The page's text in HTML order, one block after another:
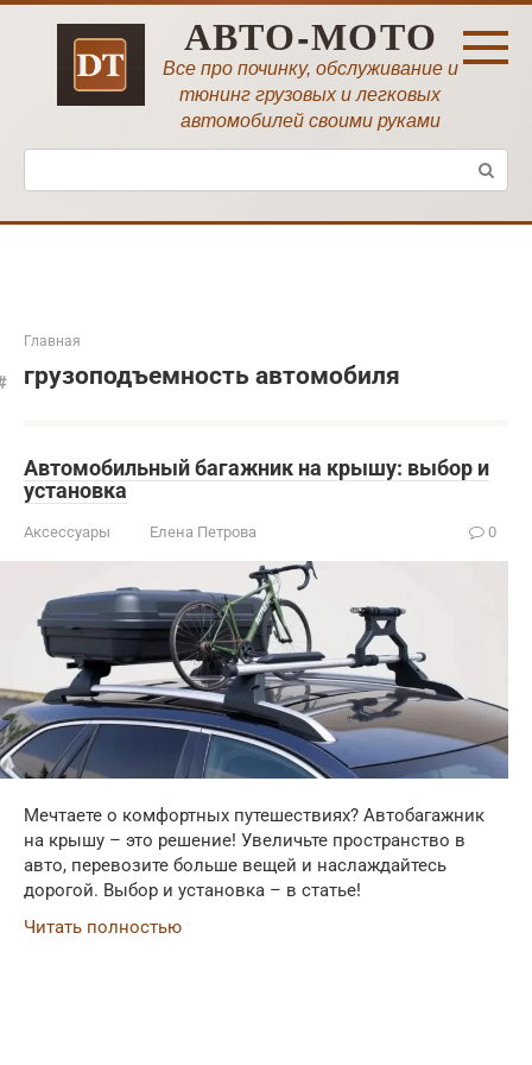
Перейти
АВТО-МОТО
Все про починку, обслуживание и
тюнинг грузовых и легковых
автомобилей своими руками
Поиск:
Главная
грузоподъемность автомобиля
Автомобильный багажник на крышу: выбор и
установка
Аксессуары Елена Петрова 0
Мечтаете о комфортных путешествиях? Автобагажник
на крышу – это решение! Увеличьте пространство в
авто, перевозите больше вещей и наслаждайтесь
дорогой. Выбор и установка – в статье!
Читать полностью